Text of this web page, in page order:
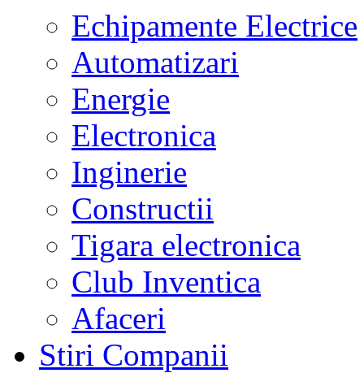
Echipamente Electrice
Automatizari
Energie
Electronica
Inginerie
Constructii
Tigara electronica
Club Inventica
Afaceri
Stiri Companii